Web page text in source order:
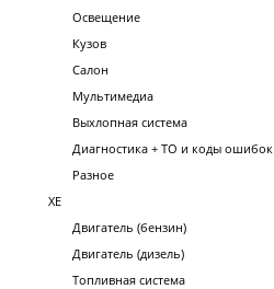
Освещение
Кузов
Салон
Мультимедиа
Выхлопная система
Диагностика + ТО и коды ошибок
Разное
XE
Двигатель (бензин)
Двигатель (дизель)
Топливная система